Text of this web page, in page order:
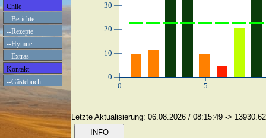
Chile
--Berichte
--Rezepte
--Hymne
--Extras
Kontakt
--Gästebuch
|
5
|
0
30 —
20 —
10 —
0 —
Letzte Aktualisierung: 06.08.2026 / 08:15:49 ->